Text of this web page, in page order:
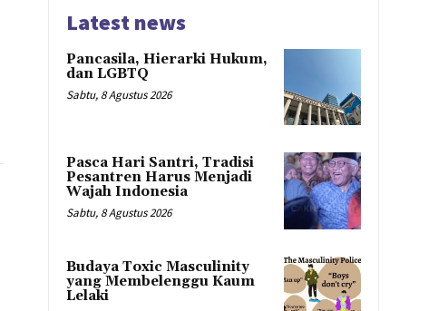
Latest news
Pancasila, Hierarki Hukum,
dan LGBTQ
Sabtu, 8 Agustus 2026
Pasca Hari Santri, Tradisi
Pesantren Harus Menjadi
Wajah Indonesia
Sabtu, 8 Agustus 2026
Budaya Toxic Masculinity
yang Membelenggu Kaum
Lelaki